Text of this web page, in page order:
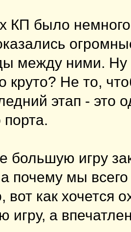
КП было
между ними.
круто? Не то,
этап -
большую игру
почему мы
вот как хочется
игру, а